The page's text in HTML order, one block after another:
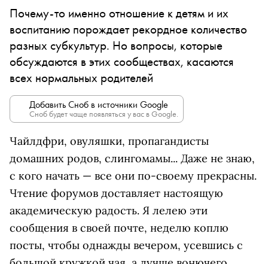
Почему-то именно отношение к детям и их
воспитанию порождает рекордное количество
разных субкультур. Но вопросы, которые
обсуждаются в этих сообществах, касаются
всех нормальных родителей
Добавить Сноб в источники Google
Сноб будет чаще появляться у вас в Google.
Чайлдфри, овуляшки, пропагандисты
домашних родов, слингомамы... Даже не знаю,
с кого начать — все они по-своему прекрасны.
Чтение форумов доставляет настоящую
академическую радость. Я лелею эти
сообщения в своей почте, неделю коплю
посты, чтобы однажды вечером, усевшись с